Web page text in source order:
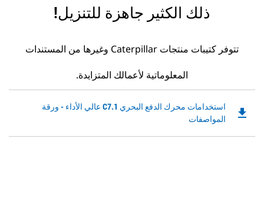
ذلك الكثير جاهزة للتنزيل!
تتوفر كتيبات منتجات Caterpillar وغيرها من المستندات
المعلوماتية لأعمالك المتزايدة.
استخدامات محرك الدفع البحري C7.1 عالي الأداء - ورقة
المواصفات
Downloadable
PDF
file_download